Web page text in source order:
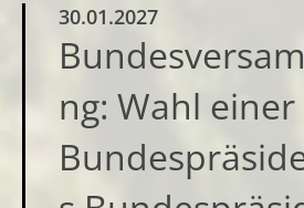
30.01.2027
ng: Wahl einer